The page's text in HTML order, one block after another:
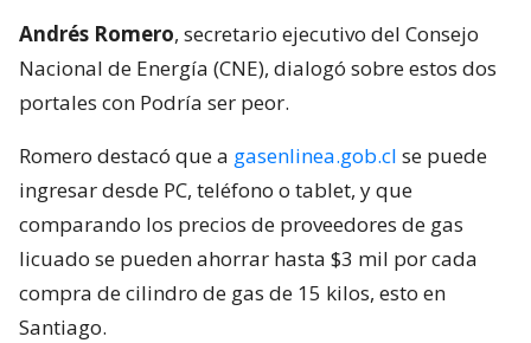
Andrés Romero, secretario ejecutivo del Consejo
Nacional de Energía (CNE), dialogó sobre estos dos
portales con Podría ser peor.
Romero destacó que a gasenlinea.gob.cl se puede
ingresar desde PC, teléfono o tablet, y que
comparando los precios de proveedores de gas
licuado se pueden ahorrar hasta $3 mil por cada
compra de cilindro de gas de 15 kilos, esto en
Santiago.